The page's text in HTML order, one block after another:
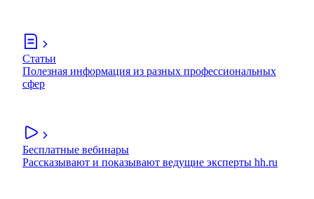
Статьи
Полезная информация из разных профессиональных
сфер
Бесплатные вебинары
Рассказывают и показывают ведущие эксперты hh.ru